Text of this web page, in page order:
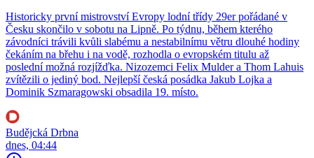
Historicky první mistrovství Evropy lodní třídy 29er pořádané v
Česku skončilo v sobotu na Lipně. Po týdnu, během kterého
závodníci trávili kvůli slabému a nestabilnímu větru dlouhé hodiny
čekáním na břehu i na vodě, rozhodla o evropském titulu až
poslední možná rozjížďka. Nizozemci Felix Mulder a Thom Lahuis
zvítězili o jediný bod. Nejlepší česká posádka Jakub Lojka a
Dominik Szmaragowski obsadila 19. místo.
Budějcká Drbna
dnes, 04:44